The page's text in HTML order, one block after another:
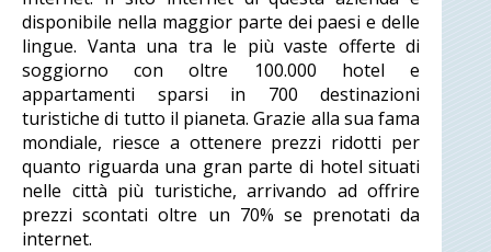
disponibile nella maggior parte dei paesi e delle
lingue. Vanta una tra le più vaste offerte di
soggiorno con oltre 100.000 hotel e
appartamenti sparsi in 700 destinazioni
turistiche di tutto il pianeta. Grazie alla sua fama
mondiale, riesce a ottenere prezzi ridotti per
quanto riguarda una gran parte di hotel situati
nelle città più turistiche, arrivando ad offrire
prezzi scontati oltre un 70% se prenotati da
internet.